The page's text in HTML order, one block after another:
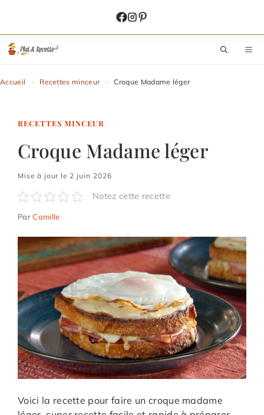
contenu
Accueil - Recettes minceur - Croque Madame léger
RECETTES MINCEUR
Croque Madame léger
Mise à jour le 2 juin 2026
Notez cette recette
ParCamille
Voici la recette pour faire un croque madame